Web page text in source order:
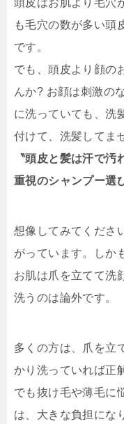
も毛穴の数が多い頭
です。
でも、頭皮より顔の
んか? お顔は刺激の
に洗っていても、洗
付けて、洗髪してま
〝頭皮と髪は汗で
重視のシャンプー選
想像してみてくださ
がっています。しか
お肌は爪を立てて洗
洗うのは論外です。
多くの方は、爪を立
かり洗っていれば正
でも抜け毛や薄毛に
は、大きな負担にな